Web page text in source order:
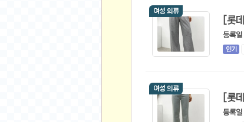
맛집 인증샷
먹거리 인증샷
그림 인증샷
뽑기 인증샷
여성 의류
등록일
인기
여성 의류
등록일